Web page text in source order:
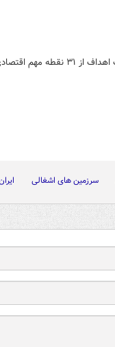
شریان‌های حیاتی رژیم صهیونیستی در
سرزمین های اشغالی